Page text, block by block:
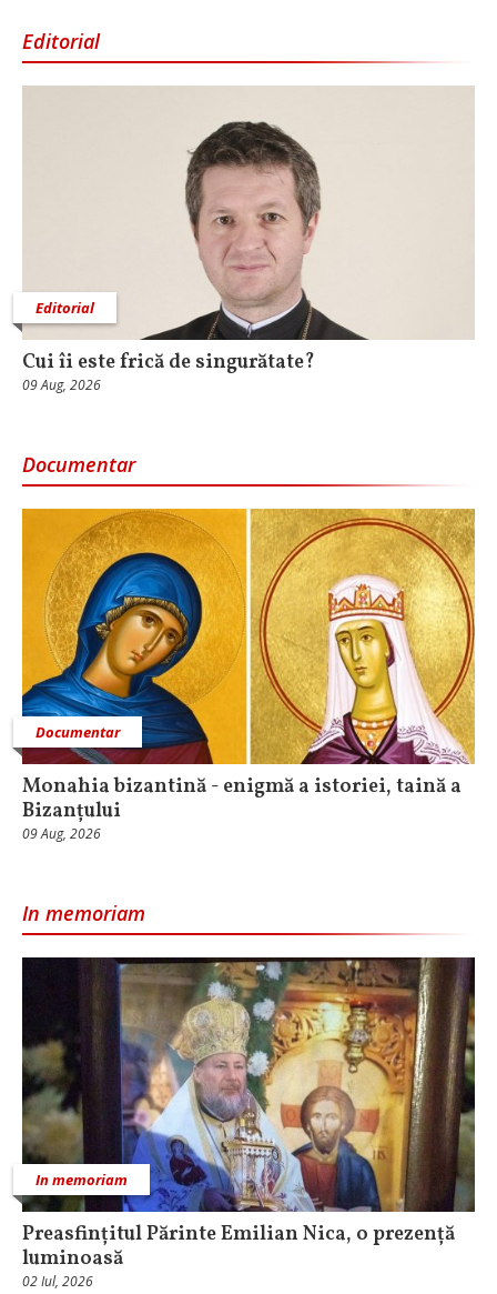
Editorial
Editorial
Cui îi este frică de singurătate?
09 Aug, 2026
Documentar
Documentar
Monahia bizantină - enigmă a istoriei, taină a
Bizanțului
09 Aug, 2026
In memoriam
In memoriam
Preasfințitul Părinte Emilian Nica, o prezență
luminoasă
02 Iul, 2026